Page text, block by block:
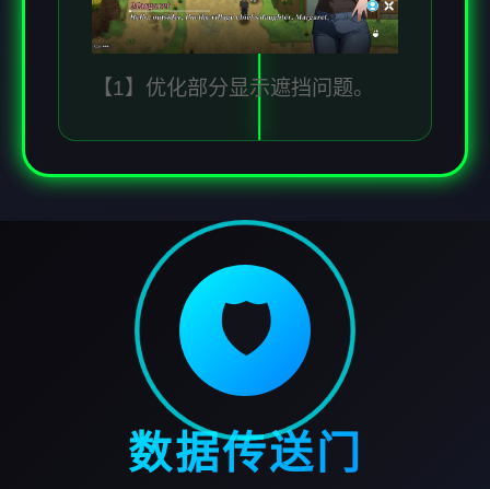
【1】优化部分显示遮挡问题。
🛡️
数据传送门